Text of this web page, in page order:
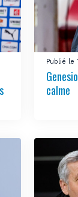
Publié le
calme